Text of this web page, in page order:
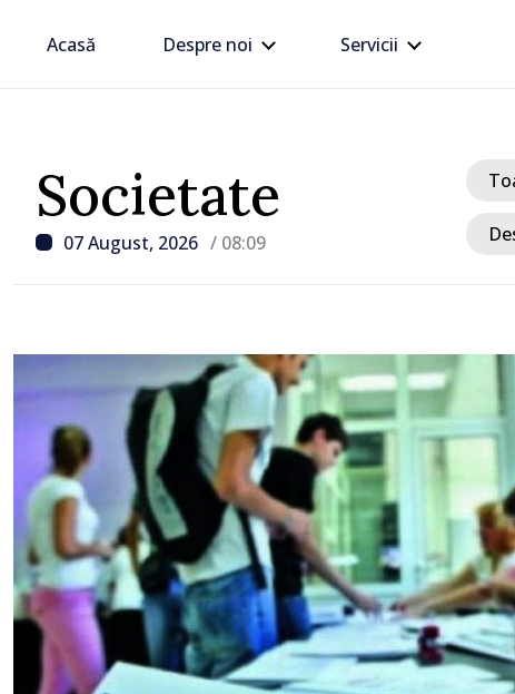
Acasă Despre noi Servicii
Societate
07 August, 2026 / 08:09
/ Acum 8 ore
Linia electrică de 330 kV
Dnestrovsk, grav
calamităților naturale